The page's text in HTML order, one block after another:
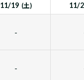
11/19 (土) 11/
-
-